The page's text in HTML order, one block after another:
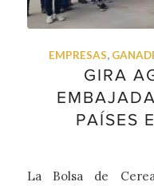
EMPRESAS,
GIRA
PAÍSES
La Bolsa de